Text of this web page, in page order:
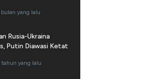
bulan yang lalu
Rusia-Ukraina
Putin Diawasi Ketat
tahun yang lalu